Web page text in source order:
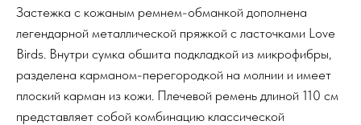
Застежка с кожаным ремнем-обманкой дополнена
легендарной металлической пряжкой с ласточками Love
Birds. Внутри сумка обшита подкладкой из микрофибры,
разделена карманом-перегородкой на молнии и имеет
плоский карман из кожи. Плечевой ремень длиной 110 см
представляет собой комбинацию классической